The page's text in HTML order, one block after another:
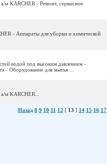
м KARCHER - Ремонт, сервисное
- Аппараты для уборки и химической
водой под высоким давлением -
- Оборудование для мытья ...
м KARCHER...
Назад 8 9 10 11 12 [ 13] 14 15 16 17